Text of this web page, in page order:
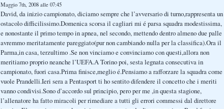
Maggio 7th, 2008 alle 07:45
David, da inizio campionato, diciamo sempre che l’avversario di turno,rappresenta un
ostacolo difficilissimo.Domenica scorsa il cagliari mi é parsa squadra modestissima,
e nonostante il primo tempo in apnea, nel secondo, mettendo dentro almeno due palle
avremmo meritatamente pareggiato(pur non cambiando nulla per la classifica).Ora il
Parma,in casa, terzultimo .Se non vinciamo e convinciamo con questi,allora non
meritiamo proprio neanche l’UEFA.A Torino poi, sesta legnata consecutiva in
campionato, fuori casa.Prima finisce,meglio é.Pensiamo a rafforzare la squadra come
vuole Prandelli.Ieri sera a Pentasport ti ho sentito difendere il concetto che i meriti
vanno condivisi.Sono d’accordo sul principio, pero per me ,in questa stagione,
l’allenatore ha fatto miracoli per rimediare a tutti gli errori commessi dal direttore